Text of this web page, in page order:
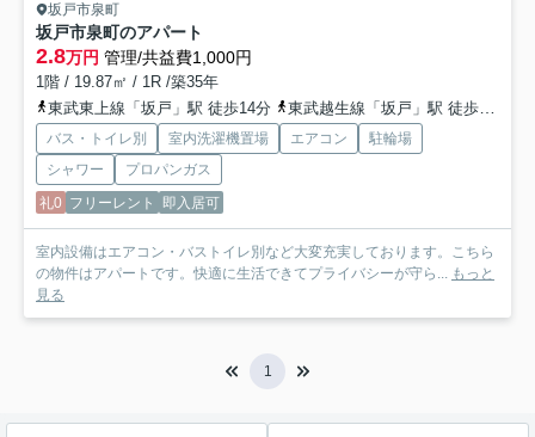
坂戸市泉町
坂戸市泉町のアパート
2.8万円 管理/共益費1,000円
1階 / 19.87㎡ / 1R /築35年
東武東上線「坂戸」駅 徒歩14分
東武越生線「坂戸」駅 徒歩14分
バス・トイレ別 室内洗濯機置場 エアコン
駐輪場
シャワー
プロパンガス
礼0 フリーレント 即入居可
室内設備はエアコン・バストイレ別など大変充実しております。こちら
の物件はアパートです。快適に生活できてプライバシーが守ら... もっと
見る
1